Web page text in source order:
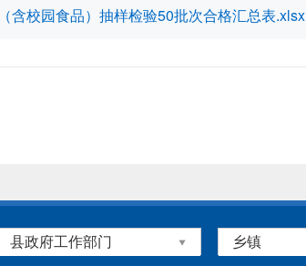
含校园食品）抽样检验50批次合格汇总表.xlsx